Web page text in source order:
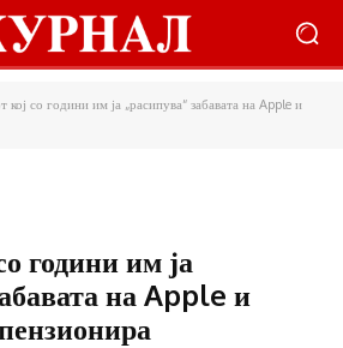
кој со години им ја „расипува“ забавата на Apple и
години им ја
на Apple и